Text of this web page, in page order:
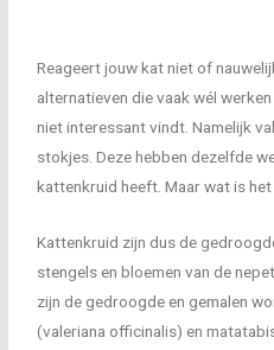
Reageert jouw kat niet of
alternatieven die vaak wél
niet interessant vindt. Namelijk
stokjes. Deze hebben dezelfde
kattenkruid heeft. Maar wat is
Kattenkruid zijn dus de
stengels en bloemen van de
zijn de gedroogde en gemalen
(valeriana officinalis) en